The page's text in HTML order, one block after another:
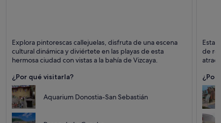
Puntos fuertes: Playas, Bares y Paseos
Explora pintorescas callejuelas, disfruta de una escena
cultural dinámica y diviértete en las playas de esta
hermosa ciudad con vistas a la bahía de Vizcaya.
¿Por qué visitarla?
Aquarium Donostia-San Sebastián
Esta
de
¿Por